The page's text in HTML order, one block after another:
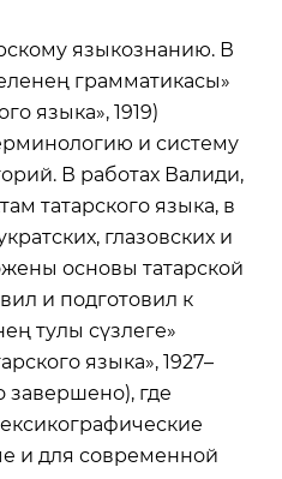
языкознанию. В
грамматикасы»
языка», 1919)
и систему
В работах Валиди,
татарского языка, в
глазовских и
основы татарской
и подготовил к
тулы сүзлеге»
языка», 1927–
завершено), где
и для современной